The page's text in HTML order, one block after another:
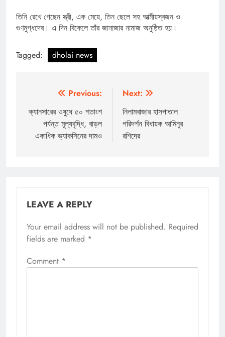
তিনি রেখে গেছেন স্ত্রী, এক মেয়ে, তিন ছেলে সহ আত্মীয়স্বজন ও
গুণমুগ্ধদের। এ দিন বিকেলে তাঁর জানাজার নামাজ অনুষ্ঠিত হয়।
Tagged: dholai news
navigation
Previous:
ক্যানসারের ওষুধে ৫০ শতাংশ
পর্যন্ত মূল্যবৃদ্ধি, বাড়ল
একাধিক ভ্যাকসিনের দামও
Next:
নিলামবাজার হাসপাতাল
পরিদর্শন বিধায়ক আমিনুর
রশিদের
LEAVE A REPLY
Your email address will not be published. Required
fields are marked *
Comment *